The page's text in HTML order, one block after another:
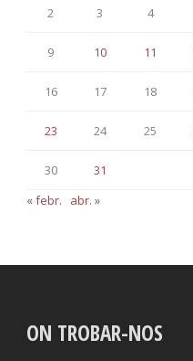
2 3 4
9 10 11
16 17 18
23 24 25
30
31
« febr.
abr. »
ON TROBAR-NOS